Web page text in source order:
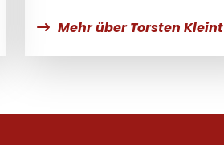
Mehr über Torsten Kleint